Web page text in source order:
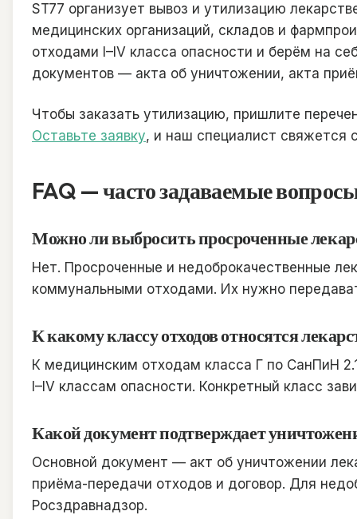
ST77 организует вывоз и утилизацию
медицинских организаций, складов и
отходами I–IV класса опасности и берём на
документов — акта об уничтожении, акта
Чтобы заказать утилизацию, пришлите
Оставьте заявку, и наш специалист свяжется
FAQ — часто задаваемые
Можно ли выбросить просроченные
Нет. Просроченные и недоброкачественные
коммунальными отходами. Их нужно
К какому классу отходов относятся
К медицинским отходам класса Г по СанПиН
I–IV классам опасности. Конкретный класс
Какой документ подтверждает
Основной документ — акт об уничтожении
приёма-передачи отходов и договор. Для
Росздравнадзор.